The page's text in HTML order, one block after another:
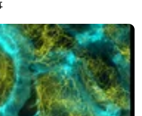
ルムにあるMax Planck Institute
の科学者は、細胞膜の中
構造物を形成する仕組みについ
た。これまで、クラスターやラ
は、細胞膜中に組み込まれた糖
よって決定されるものと考えら
BIOMARKET JP